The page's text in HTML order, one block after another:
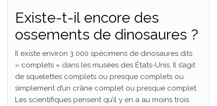
Existe-t-il encore des
ossements de dinosaures ?
Il existe environ 3 000 spécimens de dinosaures dits
« complets » dans les musées des États-Unis. Il s’agit
de squelettes complets ou presque complets ou
simplement d’un crâne complet ou presque complet.
Les scientifiques pensent qu’il y en a au moins trois